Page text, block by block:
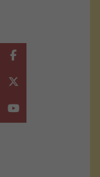
Facebook
Youtube